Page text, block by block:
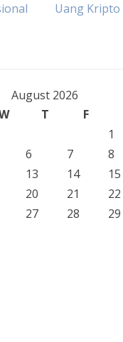
Uang Kripto
August 2026
T F
1
6 7 8
13 14 15
20 21 22
27 28 29